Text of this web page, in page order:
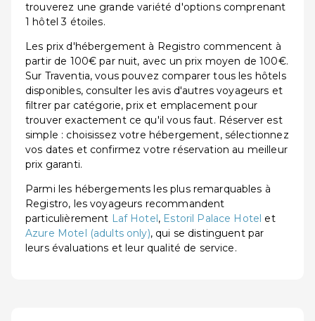
trouverez une grande variété d'options comprenant
1 hôtel 3 étoiles.
Les prix d'hébergement à Registro commencent à
partir de 100€ par nuit, avec un prix moyen de 100€.
Sur Traventia, vous pouvez comparer tous les hôtels
disponibles, consulter les avis d'autres voyageurs et
filtrer par catégorie, prix et emplacement pour
trouver exactement ce qu'il vous faut. Réserver est
simple : choisissez votre hébergement, sélectionnez
vos dates et confirmez votre réservation au meilleur
prix garanti.
Parmi les hébergements les plus remarquables à
Registro, les voyageurs recommandent
particulièrement Laf Hotel, Estoril Palace Hotel et
Azure Motel (adults only), qui se distinguent par
leurs évaluations et leur qualité de service.